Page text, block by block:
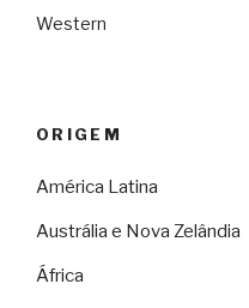
Western
ORIGEM
América Latina
Austrália e Nova Zelândia
África